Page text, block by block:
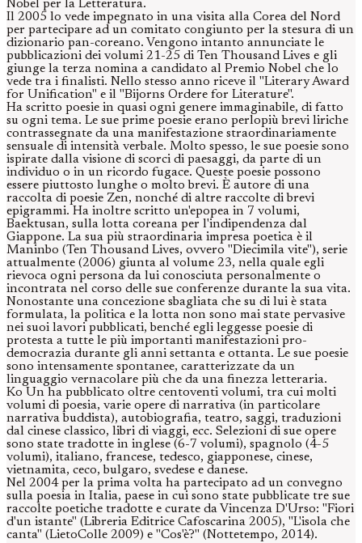
Nobel per la Letteratura.
Il 2005 lo vede impegnato in una visita alla Corea del Nord
per partecipare ad un comitato congiunto per la stesura di un
dizionario pan-coreano. Vengono intanto annunciate le
pubblicazioni dei volumi 21-25 di Ten Thousand Lives e gli
giunge la terza nomina a candidato al Premio Nobel che lo
vede tra i finalisti. Nello stesso anno riceve il "Literary Award
for Unification" e il "Bijorns Ordere for Literature".
Ha scritto poesie in quasi ogni genere immaginabile, di fatto
su ogni tema. Le sue prime poesie erano perlopiù brevi liriche
contrassegnate da una manifestazione straordinariamente
sensuale di intensità verbale. Molto spesso, le sue poesie sono
ispirate dalla visione di scorci di paesaggi, da parte di un
individuo o in un ricordo fugace. Queste poesie possono
essere piuttosto lunghe o molto brevi. È autore di una
raccolta di poesie Zen, nonché di altre raccolte di brevi
epigrammi. Ha inoltre scritto un'epopea in 7 volumi,
Baektusan, sulla lotta coreana per l'indipendenza dal
Giappone. La sua più straordinaria impresa poetica è il
Maninbo (Ten Thousand Lives, ovvero "Diecimila vite"), serie
attualmente (2006) giunta al volume 23, nella quale egli
rievoca ogni persona da lui conosciuta personalmente o
incontrata nel corso delle sue conferenze durante la sua vita.
Nonostante una concezione sbagliata che su di lui è stata
formulata, la politica e la lotta non sono mai state pervasive
nei suoi lavori pubblicati, benché egli leggesse poesie di
protesta a tutte le più importanti manifestazioni pro-
democrazia durante gli anni settanta e ottanta. Le sue poesie
sono intensamente spontanee, caratterizzate da un
linguaggio vernacolare più che da una finezza letteraria.
Ko Un ha pubblicato oltre centoventi volumi, tra cui molti
volumi di poesia, varie opere di narrativa (in particolare
narrativa buddista), autobiografia, teatro, saggi, traduzioni
dal cinese classico, libri di viaggi, ecc. Selezioni di sue opere
sono state tradotte in inglese (6-7 volumi), spagnolo (4-5
volumi), italiano, francese, tedesco, giapponese, cinese,
vietnamita, ceco, bulgaro, svedese e danese.
Nel 2004 per la prima volta ha partecipato ad un convegno
sulla poesia in Italia, paese in cui sono state pubblicate tre sue
raccolte poetiche tradotte e curate da Vincenza D'Urso: "Fiori
d'un istante" (Libreria Editrice Cafoscarina 2005), "L'isola che
canta" (LietoColle 2009) e "Cos'è?" (Nottetempo, 2014).